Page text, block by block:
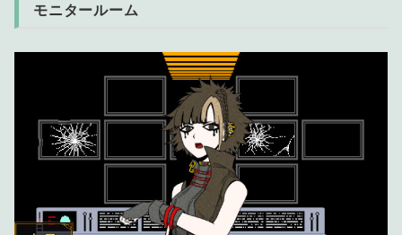
モニタールーム